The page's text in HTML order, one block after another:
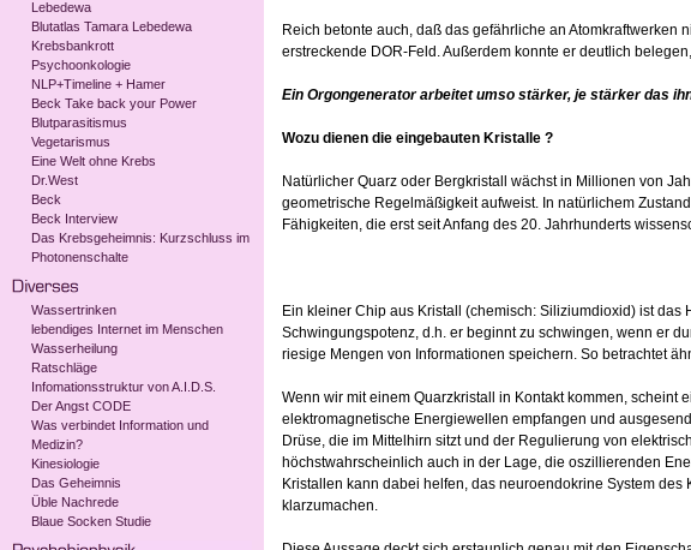
Lebedewa
Blutatlas Tamara Lebedewa
Krebsbankrott
Psychoonkologie
NLP+Timeline + Hamer
Beck Take back your Power
Blutparasitismus
Vegetarismus
Eine Welt ohne Krebs
Dr.West
Beck
Beck Interview
Das Krebsgeheimnis: Kurzschluss im
Photonenschalte
Wassertrinken
lebendiges Internet im Menschen
Wasserheilung
Ratschläge
Infomationsstruktur von A.I.D.S.
Der Angst CODE
Was verbindet Information und
Medizin?
Kinesiologie
Das Geheimnis
Üble Nachrede
Blaue Socken Studie
Reich betonte auch, daß das gefährliche an
erstreckende DOR-Feld. Außerdem konnte er deutlich
Ein Orgongenerator arbeitet umso stärker, je stärker das
Wozu dienen die eingebauten Kristalle ?
Natürlicher Quarz oder Bergkristall wächst in Millionen von
geometrische Regelmäßigkeit aufweist. In natürlichem
Fähigkeiten, die erst seit Anfang des 20. Jahrhunderts
Ein kleiner Chip aus Kristall (chemisch: Siliziumdioxid) ist
Schwingungspotenz, d.h. er beginnt zu schwingen, wenn er
riesige Mengen von Informationen speichern. So betrachtet
Wenn wir mit einem Quarzkristall in Kontakt kommen, scheint
elektromagnetische Energiewellen empfangen und
Drüse, die im Mittelhirn sitzt und der Regulierung von
höchstwahrscheinlich auch in der Lage, die oszillierenden
Kristallen kann dabei helfen, das neuroendokrine System
klarzumachen.